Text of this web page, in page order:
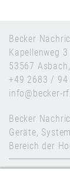
Becker
Kapellenweg 3
53567
+49 2683 / 94
info@becker-
Becker
Geräte,
Bereich der